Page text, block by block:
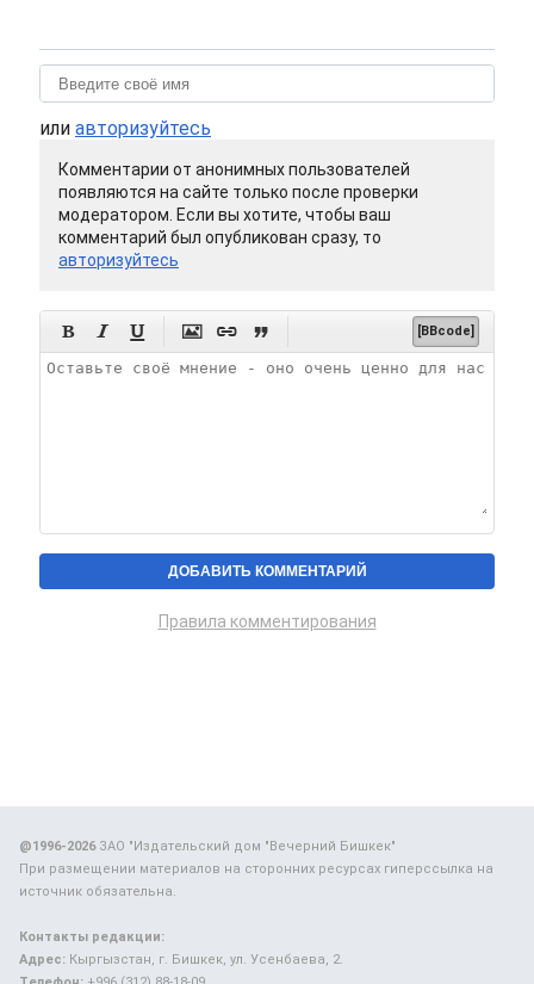
или авторизуйтесь
Комментарии от анонимных пользователей
появляются на сайте только после проверки
модератором. Если вы хотите, чтобы ваш
комментарий был опубликован сразу, то
авторизуйтесь
      [BBcode]
Правила комментирования
@1996-2026ЗАО "Издательский дом "Вечерний Бишкек"
При размещении материалов на сторонних ресурсах гиперссылка на
источник обязательна.
Контакты редакции:
Адрес: Кыргызстан, г. Бишкек, ул. Усенбаева, 2.